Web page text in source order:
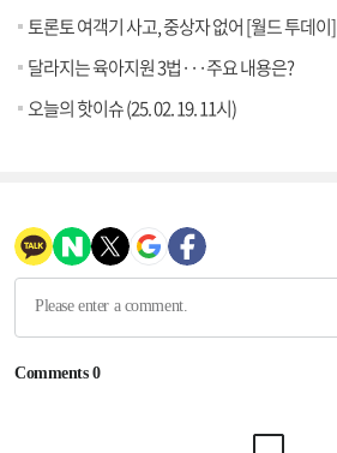
토론토 여객기 사고, 중상자 없어 [월드 투데이]
달라지는 육아지원 3법···주요 내용은?
오늘의 핫이슈 (25. 02. 19. 11시)